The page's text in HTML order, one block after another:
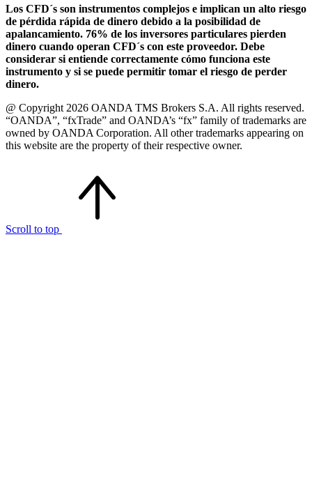
Los CFD´s son instrumentos complejos e implican un alto riesgo
de pérdida rápida de dinero debido a la posibilidad de
apalancamiento. 76% de los inversores particulares pierden
dinero cuando operan CFD´s con este proveedor. Debe
considerar si entiende correctamente cómo funciona este
instrumento y si se puede permitir tomar el riesgo de perder
dinero.
@ Copyright 2026 OANDA TMS Brokers S.A. All rights reserved.
“OANDA”, “fxTrade” and OANDA’s “fx” family of trademarks are
owned by OANDA Corporation. All other trademarks appearing on
this website are the property of their respective owner.
Scroll to top